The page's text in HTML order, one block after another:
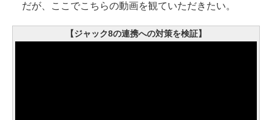
だが、ここでこちらの動画を観ていただきたい。
【ジャック8の連携への対策を検証】